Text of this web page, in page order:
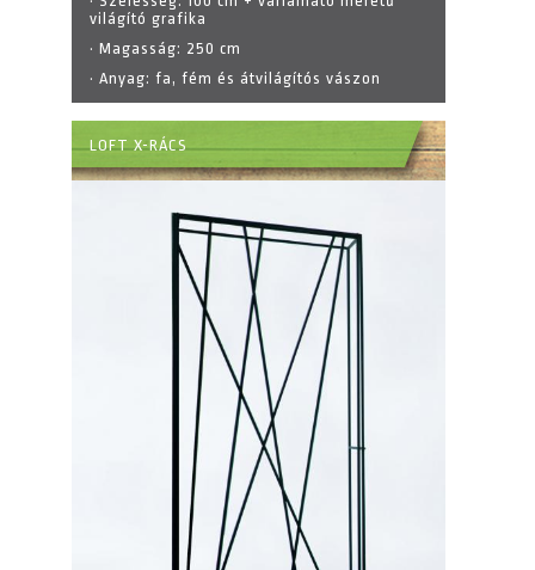
világító grafika
· Magasság: 250 cm
· Anyag: fa, fém és átvilágítós vászon
LOFT X-RÁCS